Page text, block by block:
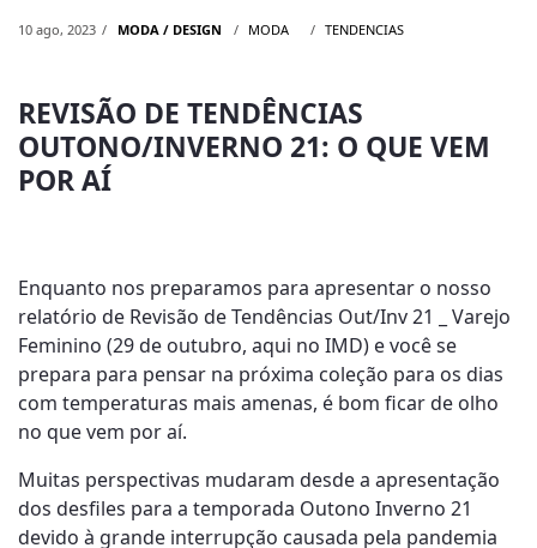
10 ago, 2023 MODA / DESIGN MODA TENDENCIAS
REVISÃO DE TENDÊNCIAS
OUTONO/INVERNO 21: O QUE VEM
POR AÍ
Enquanto nos preparamos para apresentar o nosso
relatório de Revisão de Tendências Out/Inv 21 _ Varejo
Feminino (29 de outubro, aqui no IMD) e você se
prepara para pensar na próxima coleção para os dias
com temperaturas mais amenas, é bom ficar de olho
no que vem por aí.
Muitas perspectivas mudaram desde a apresentação
dos desfiles para a temporada Outono Inverno 21
devido à grande interrupção causada pela pandemia